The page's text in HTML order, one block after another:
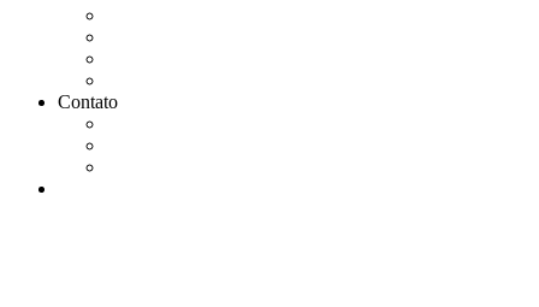
Contato